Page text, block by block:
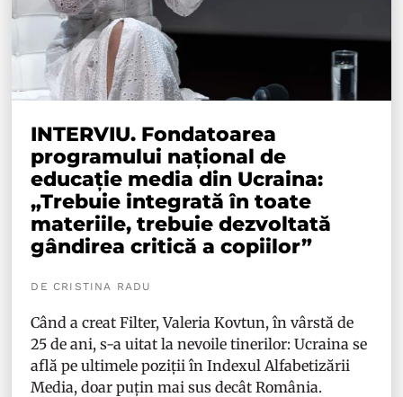
INTERVIU. Fondatoarea
programului național de
educație media din Ucraina:
„Trebuie integrată în toate
materiile, trebuie dezvoltată
gândirea critică a copiilor”
DE CRISTINA RADU
Când a creat Filter, Valeria Kovtun, în vârstă de
25 de ani, s-a uitat la nevoile tinerilor: Ucraina se
află pe ultimele poziții în Indexul Alfabetizării
Media, doar puțin mai sus decât România.